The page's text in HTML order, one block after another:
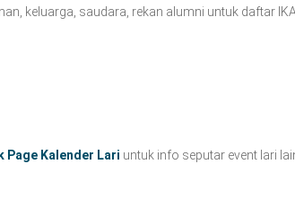
keluarga, saudara, rekan alumni untuk daftar
Page Kalender Lari untuk info seputar event lari